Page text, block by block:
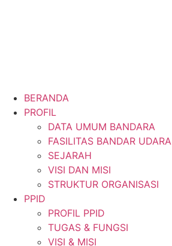
BERANDA
PROFIL
DATA UMUM BANDARA
FASILITAS BANDAR UDARA
SEJARAH
VISI DAN MISI
STRUKTUR ORGANISASI
PPID
PROFIL PPID
TUGAS & FUNGSI
VISI & MISI